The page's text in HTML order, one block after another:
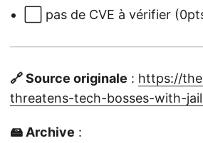
⬜ pas de CVE à vérifier
🔗 Source originale : https://
threatens-tech-bosses-with-
🖴 Archive :